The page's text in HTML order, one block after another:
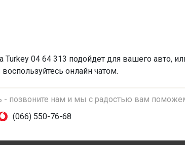
Turkey 04 64 313 подойдет для вашего авто,
онлайн чатом.
- позвоните нам и мы с радостью вам
(066) 550-76-68